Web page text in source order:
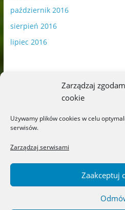
Zarządzaj
cookie
Używamy plików cookies w celu
serwisów.
Zarządzaj serwisami
Zaakceptuj
październik 2016
sierpień 2016
lipiec 2016
Blog o